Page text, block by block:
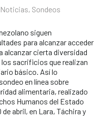
Noticias, Sondeos
siguen
para alcanzar acceder
alcanzar cierta diversidad
sacrificios que realizan
básico. Así lo
en línea sobre
alimentaria, realizado
Humanos del Estado
abril, en Lara, Táchira y